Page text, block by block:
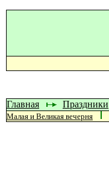
Главная Праздники
Малая и Великая вечерня